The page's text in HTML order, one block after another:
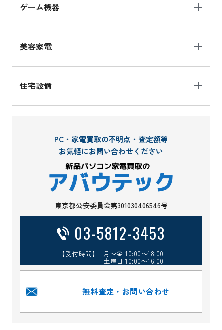
ゲーム機器
美容家電
住宅設備
PC・家電買取の不明点・査定額等
お気軽にお問い合わせください
東京都公安委員会第301030406546号
03-5812-3453
【受付時間】 月～金 10:00～18:00
土曜日 10:00～16:00
無料査定・お問い合わせ